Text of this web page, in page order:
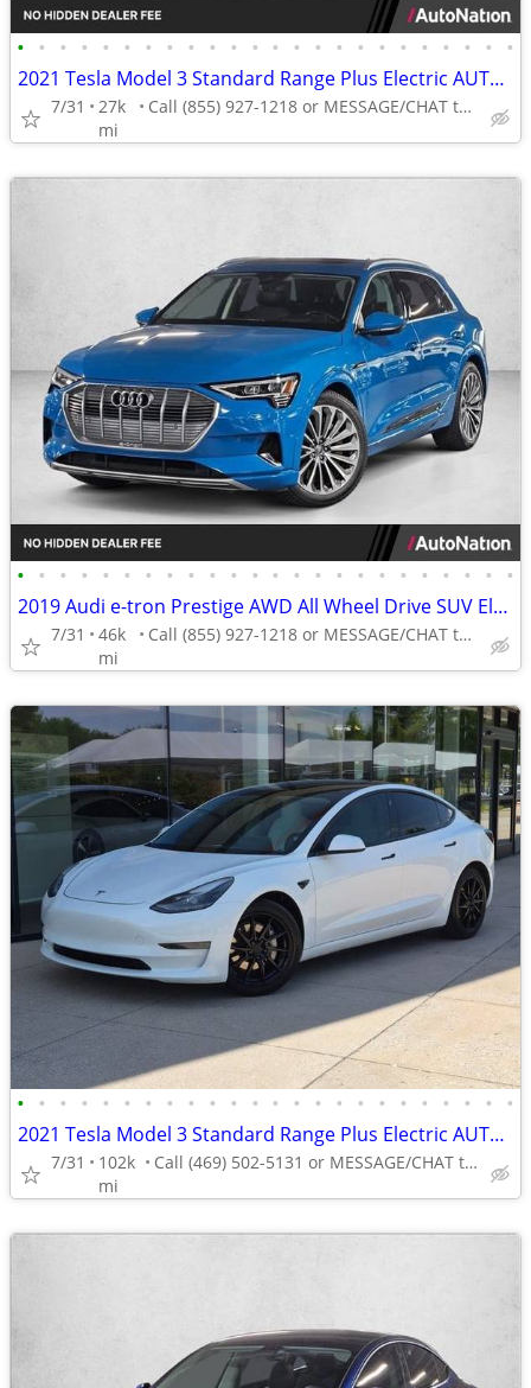
• • • • • • • • • • • • • • • • • • • • • • • •
2021 Tesla Model 3 Standard Range Plus Electric AUTONATION
7/31
27k
mi
Call (855) 927-1218 or MESSAGE/CHAT to confirm availability
• • • • • • • • • • • • • • • • • • • • • • • •
2019 Audi e-tron Prestige AWD All Wheel Drive SUV Electric AUTONATION
7/31
46k
mi
Call (855) 927-1218 or MESSAGE/CHAT to confirm availability
• • • • • • • • • • • • • • • • • • • • • • • •
2021 Tesla Model 3 Standard Range Plus Electric AUTONATION
7/31
102k
mi
Call (469) 502-5131 or MESSAGE/CHAT to confirm availability